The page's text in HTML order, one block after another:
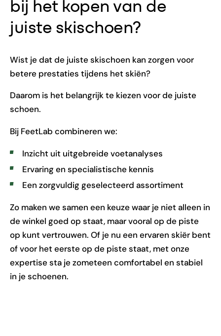
bij het kopen van de
juiste skischoen?
Wist je dat de juiste skischoen kan zorgen voor
betere prestaties tijdens het skiën?
Daarom is het belangrijk te kiezen voor de juiste
schoen.
Bij FeetLab combineren we:
Inzicht uit uitgebreide voetanalyses
Ervaring en specialistische kennis
Een zorgvuldig geselecteerd assortiment
Zo maken we samen een keuze waar je niet alleen in
de winkel goed op staat, maar vooral op de piste
op kunt vertrouwen. Of je nu een ervaren skiër bent
of voor het eerste op de piste staat, met onze
expertise sta je zometeen comfortabel en stabiel
in je schoenen.